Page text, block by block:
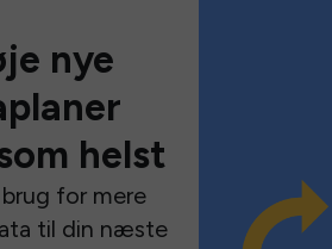
nye
helst
for mere
til din næste